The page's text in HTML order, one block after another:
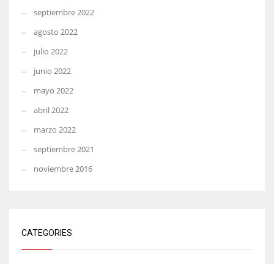
septiembre 2022
agosto 2022
julio 2022
junio 2022
mayo 2022
abril 2022
marzo 2022
septiembre 2021
noviembre 2016
CATEGORIES